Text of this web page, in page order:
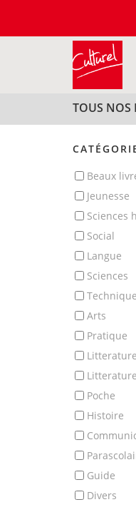
TOUS NOS
beaux
jeunesse
sciences
social
langue
sciences
technique
arts
pratique
poche
histoire
guide
divers